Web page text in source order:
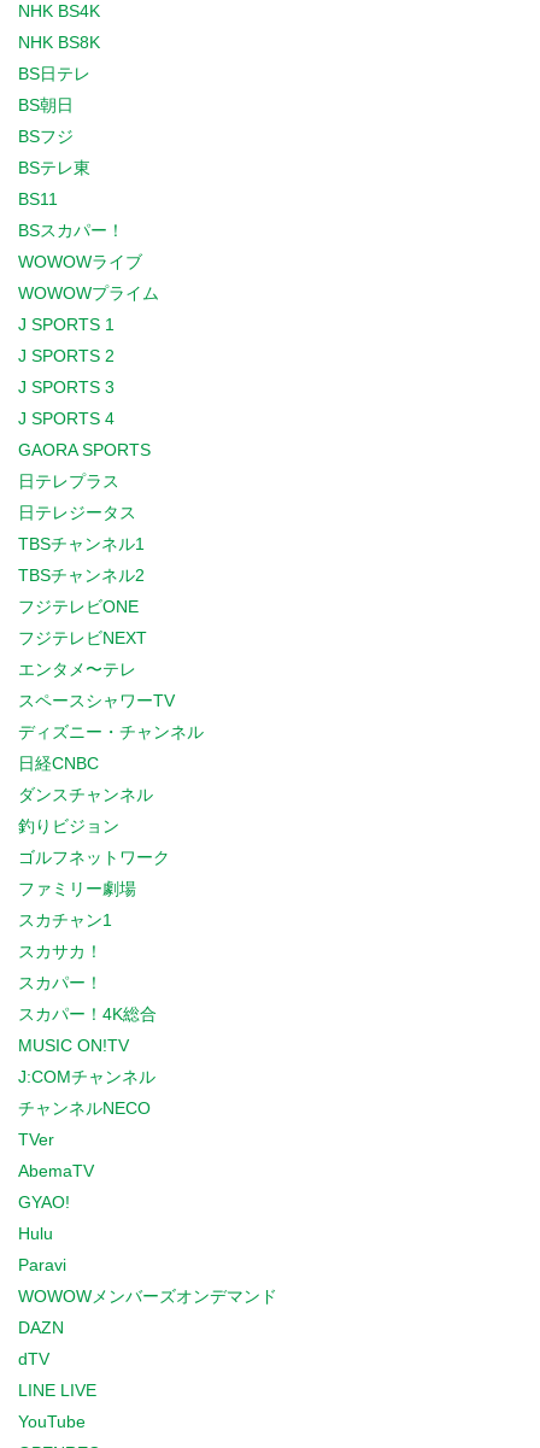
NHK BS4K
NHK BS8K
BS日テレ
BS朝日
BSフジ
BSテレ東
BS11
BSスカパー！
WOWOWライブ
WOWOWプライム
J SPORTS 1
J SPORTS 2
J SPORTS 3
J SPORTS 4
GAORA SPORTS
日テレプラス
日テレジータス
TBSチャンネル1
TBSチャンネル2
フジテレビONE
フジテレビNEXT
エンタメ〜テレ
スペースシャワーTV
ディズニー・チャンネル
日経CNBC
ダンスチャンネル
釣りビジョン
ゴルフネットワーク
ファミリー劇場
スカチャン1
スカサカ！
スカパー！
スカパー！4K総合
MUSIC ON!TV
J:COMチャンネル
チャンネルNECO
TVer
AbemaTV
GYAO!
Hulu
Paravi
WOWOWメンバーズオンデマンド
DAZN
dTV
LINE LIVE
YouTube